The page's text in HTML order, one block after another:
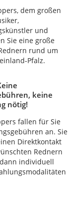
dem großen
und
Sie eine große
rund um
Pfalz.
keine
nötig!
fallen für Sie
an. Sie
Direktkontakt
Rednern
individuell